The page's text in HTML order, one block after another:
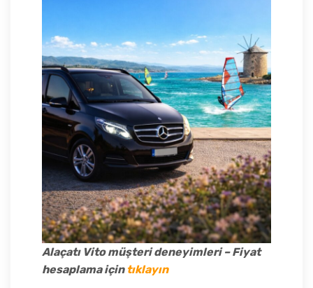
Alaçatı Vito müşteri deneyimleri – Fiyat
hesaplama için tıklayın